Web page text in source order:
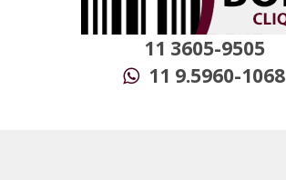
11 3605-9505
11 9.5960-1068